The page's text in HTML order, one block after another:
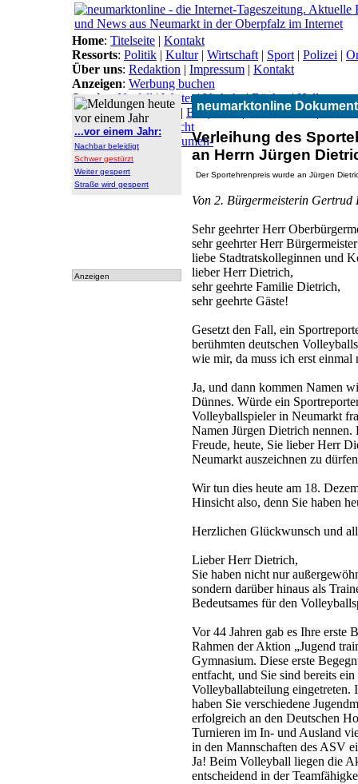
neumarktonline
Verleihung des
an Herrn Jürgen
Der Sportehrenpreis wurde an Jürgen
Von 2. Bürgermeisterin Gertrud
Sehr geehrter Herr
sehr geehrter Herr
liebe Stadtratskolleginnen und
lieber Herr Dietrich,
sehr geehrte Familie Dietrich,
sehr geehrte Gäste!
Gesetzt den Fall, ein
berühmten deutschen
wie mir, da muss ich erst einmal
Ja, und dann kommen Namen
Dünnes. Würde ein
Volleyballspieler in Neumarkt
Namen Jürgen Dietrich nennen.
Freude, heute, Sie lieber Herr
Neumarkt auszeichnen zu
Wir tun dies heute am 18.
Hinsicht also, denn Sie haben
Herzlichen Glückwunsch und
Lieber Herr Dietrich,
Sie haben nicht nur
sondern darüber hinaus als
Bedeutsames für den
Vor 44 Jahren gab es Ihre erste
Rahmen der Aktion „Jugend
Gymnasium. Diese erste
entfacht, und Sie sind bereits
Volleyballabteilung
haben Sie verschiedene
erfolgreich an den Deutschen
Turnieren im In- und Ausland
in den Mannschaften des ASV
Ja! Beim Volleyball liegen die
entscheidend in der
...vor einem Jahr:
Nachbar beleidigt
Schwer gestürzt
Weiter gesperrt
Straße wird gesperrt
Anzeigen
Home: Titelseite | Kontakt
Ressorts: Politik | Kultur| Wirtschaft | Sport | Polizei |
Über uns: Redaktion | Impressum | Kontakt
Anzeigen: Werbung buchen
Service: Notfall | Wetter|Verkehr|Bücher|Hallo
Themen:Arbeitsamt | BN|CSU|Freie Wähler|
Lokal-Links:Übersicht
Archiv:Archiv|Dokumen-
tationen